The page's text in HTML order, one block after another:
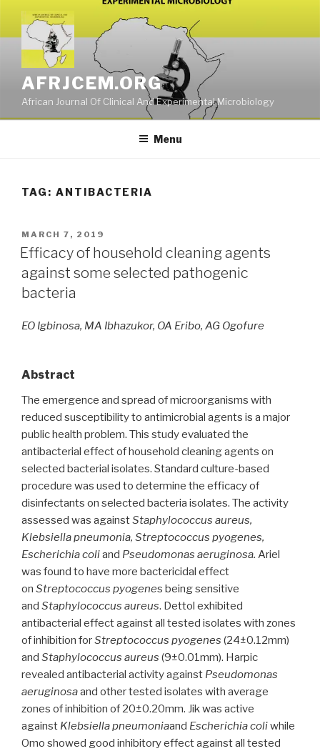
content
AFRJCEM.ORG
African Journal Of Clinical And Experimental Microbiology
Menu
TAG: ANTIBACTERIA
POSTED
ON
MARCH 7, 2019
Efficacy of household cleaning agents
against some selected pathogenic
bacteria
EO Igbinosa, MA Ibhazukor, OA Eribo, AG Ogofure
Abstract
The emergence and spread of microorganisms with
reduced susceptibility to antimicrobial agents is a major
public health problem. This study evaluated the
antibacterial effect of household cleaning agents on
selected bacterial isolates. Standard culture-based
procedure was used to determine the efficacy of
disinfectants on selected bacteria isolates. The activity
assessed was againstStaphylococcus aureus,
Klebsiella pneumonia, Streptococcus pyogenes,
Escherichia coliand Pseudomonas aeruginosa. Ariel
was found to have more bactericidal effect
on Streptococcus pyogenes being sensitive
and Staphylococcus aureus. Dettol exhibited
antibacterial effect against all tested isolates with zones
of inhibition forStreptococcus pyogenes (24±0.12mm)
and Staphylococcus aureus (9±0.01mm). Harpic
revealed antibacterial activity against Pseudomonas
aeruginosaand other tested isolates with average
zones of inhibition of 20±0.20mm. Jik was active
against Klebsiella pneumoniaand Escherichia coliwhile
Omo showed good inhibitory effect against all tested